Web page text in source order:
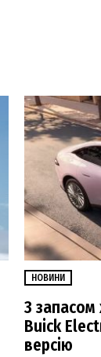
НОВИНИ
З
Buick
версію